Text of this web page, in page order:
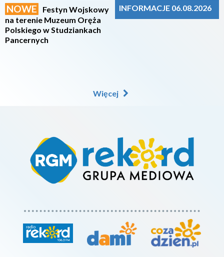
NOWE
Festyn Wojskowy
na terenie Muzeum Oręża
Polskiego w Studziankach
Pancernych
INFORMACJE 06.08.2026
Więcej